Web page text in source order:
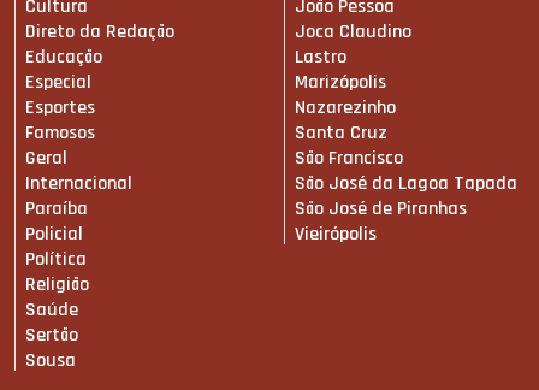
Cultura
Direto da Redação
Educação
Especial
Esportes
Famosos
Geral
Internacional
Paraíba
Policial
Política
Religião
Saúde
Sertão
Sousa
João Pessoa
Joca Claudino
Lastro
Marizópolis
Nazarezinho
Santa Cruz
São Francisco
São José da Lagoa Tapada
São José de Piranhas
Vieirópolis